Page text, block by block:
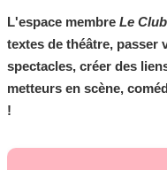
L'espace membre Le Club
textes de théâtre, passer
spectacles, créer des
metteurs en scène,
!